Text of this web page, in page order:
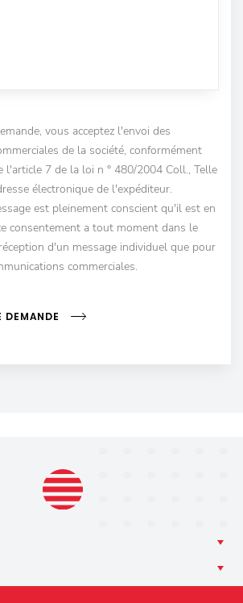
vous acceptez l'envoi des
de la société, conformément
l'article 7 de la loi n ° 480/2004 Coll., Telle
électronique de l'expéditeur.
est pleinement conscient qu'il est en
consentement a tout moment dans le
d'un message individuel que pour
commerciales.
DEMANDE